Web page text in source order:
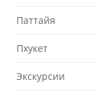
Паттайя
Пхукет
Экскурсии